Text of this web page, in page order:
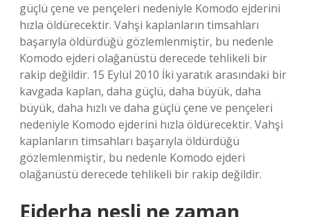
güçlü çene ve pençeleri nedeniyle Komodo ejderini
hızla öldürecektir. Vahşi kaplanların timsahları
başarıyla öldürdüğü gözlemlenmiştir, bu nedenle
Komodo ejderi olağanüstü derecede tehlikeli bir
rakip değildir. 15 Eylül 2010 İki yaratık arasındaki bir
kavgada kaplan, daha güçlü, daha büyük, daha
büyük, daha hızlı ve daha güçlü çene ve pençeleri
nedeniyle Komodo ejderini hızla öldürecektir. Vahşi
kaplanların timsahları başarıyla öldürdüğü
gözlemlenmiştir, bu nedenle Komodo ejderi
olağanüstü derecede tehlikeli bir rakip değildir.
Ejderha nesli ne zaman